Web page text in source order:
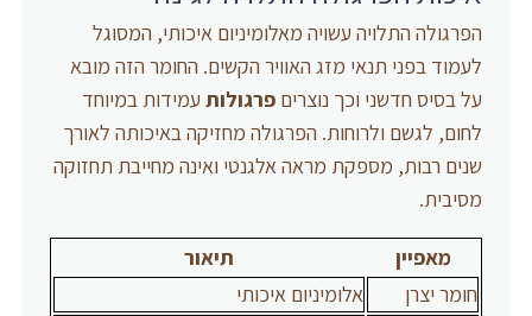
הפרגולה התלויה עשויה מאלומיניום איכותי, המסוגל
לעמוד בפני תנאי מזג האוויר הקשים. החומר הזה מובא
על בסיס חדשני וכך נוצרים פרגולותעמידות במיוחד
לחום, לגשם ולרוחות. הפרגולה מחזיקה באיכותה לאורך
שנים רבות, מספקת מראה אלגנטי ואינה מחייבת תחזוקה
מסיבית.
מאפיין
תיאור
חומר יצרן
אלומיניום איכותי